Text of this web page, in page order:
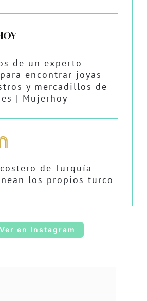
de un experto
encontrar joyas
y mercadillos de
| Mujerhoy
de Turquía
los propios turco
Ver en Instagram